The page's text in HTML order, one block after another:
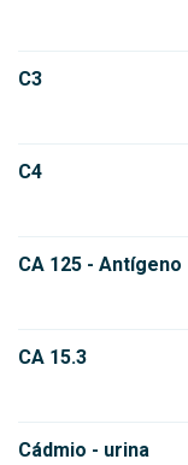
C3
C4
CA 125 - Antígeno
CA 15.3
Cádmio - urina